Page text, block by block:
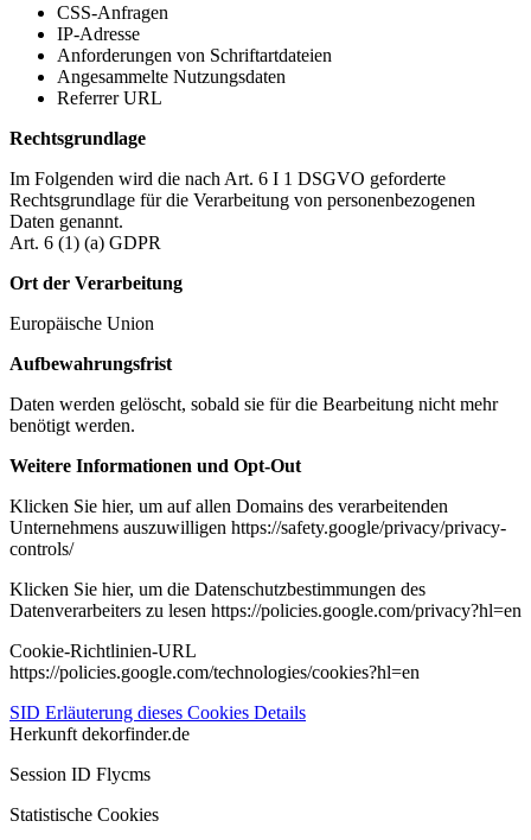
CSS-Anfragen
IP-Adresse
Anforderungen von Schriftartdateien
Angesammelte Nutzungsdaten
Referrer URL
Rechtsgrundlage
Im Folgenden wird die nach Art. 6 I 1 DSGVO geforderte
Rechtsgrundlage für die Verarbeitung von personenbezogenen
Daten genannt.
Art. 6 (1) (a) GDPR
Ort der Verarbeitung
Europäische Union
Aufbewahrungsfrist
Daten werden gelöscht, sobald sie für die Bearbeitung nicht mehr
benötigt werden.
Weitere Informationen und Opt-Out
Klicken Sie hier, um auf allen Domains des verarbeitenden
Unternehmens auszuwilligen https://safety.google/privacy/privacy-
controls/
Klicken Sie hier, um die Datenschutzbestimmungen des
Datenverarbeiters zu lesen https://policies.google.com/privacy?hl=en
Cookie-Richtlinien-URL
https://policies.google.com/technologies/cookies?hl=en
SID Erläuterung dieses Cookies Details
Herkunft dekorfinder.de
Session ID Flycms
Statistische Cookies